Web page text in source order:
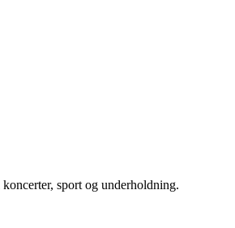
sport og underholdning.